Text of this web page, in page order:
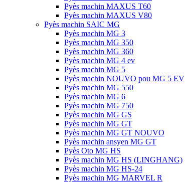
Pyès machin MAXUS T60
Pyès machin MAXUS V80
Pyès machin SAIC MG
Pyès machin MG 3
Pyès machin MG 350
Pyès machin MG 360
Pyès machin MG 4 ev
Pyès machin MG 5
Pyès machin NOUVO pou MG 5 EV
Pyès machin MG 550
Pyès machin MG 6
Pyès machin MG 750
Pyès machin MG GS
Pyès machin MG GT
Pyès machin MG GT NOUVO
Pyès machin ansyen MG GT
Pyès Oto MG HS
Pyès machin MG HS (LINGHANG)
Pyès machin MG HS-24
Pyès machin MG MARVEL R